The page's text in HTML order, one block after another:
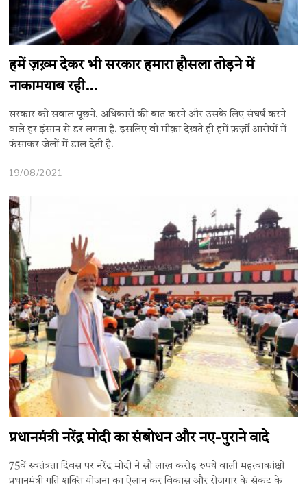
हमें ज़ख़्म देकर भी सरकार हमारा हौसला तोड़ने में
नाकामयाब रही…
सरकार को सवाल पूछने, अधिकारों की बात करने और उसके लिए संघर्ष करने
वाले हर इंसान से डर लगता है. इसलिए वो मौक़ा देखते ही हमें फ़र्ज़ी आरोपों में
फंसाकर जेलों में डाल देती है.
19/08/2021
प्रधानमंत्री नरेंद्र मोदी का संबोधन और नए-पुराने वादे
75वें स्वतंत्रता दिवस पर नरेंद्र मोदी ने सौ लाख करोड़ रुपये वाली महत्वाकांक्षी
प्रधानमंत्री गति शक्ति योजना का ऐलान कर विकास और रोजगार के संकट के